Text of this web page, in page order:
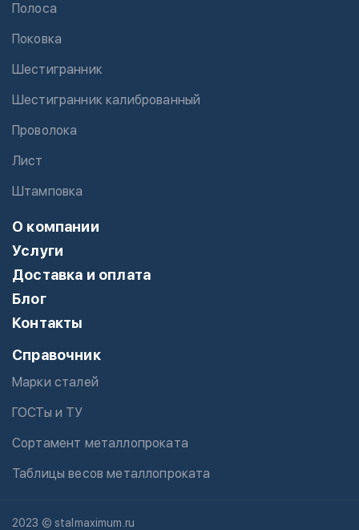
Полоса
Поковка
Шестигранник
Шестигранник калиброванный
Проволока
Лист
Штамповка
О компании
Услуги
Доставка и оплата
Блог
Контакты
Справочник
Марки сталей
ГОСТы и ТУ
Сортамент металлопроката
Таблицы весов металлопроката
2023 © stalmaximum.ru